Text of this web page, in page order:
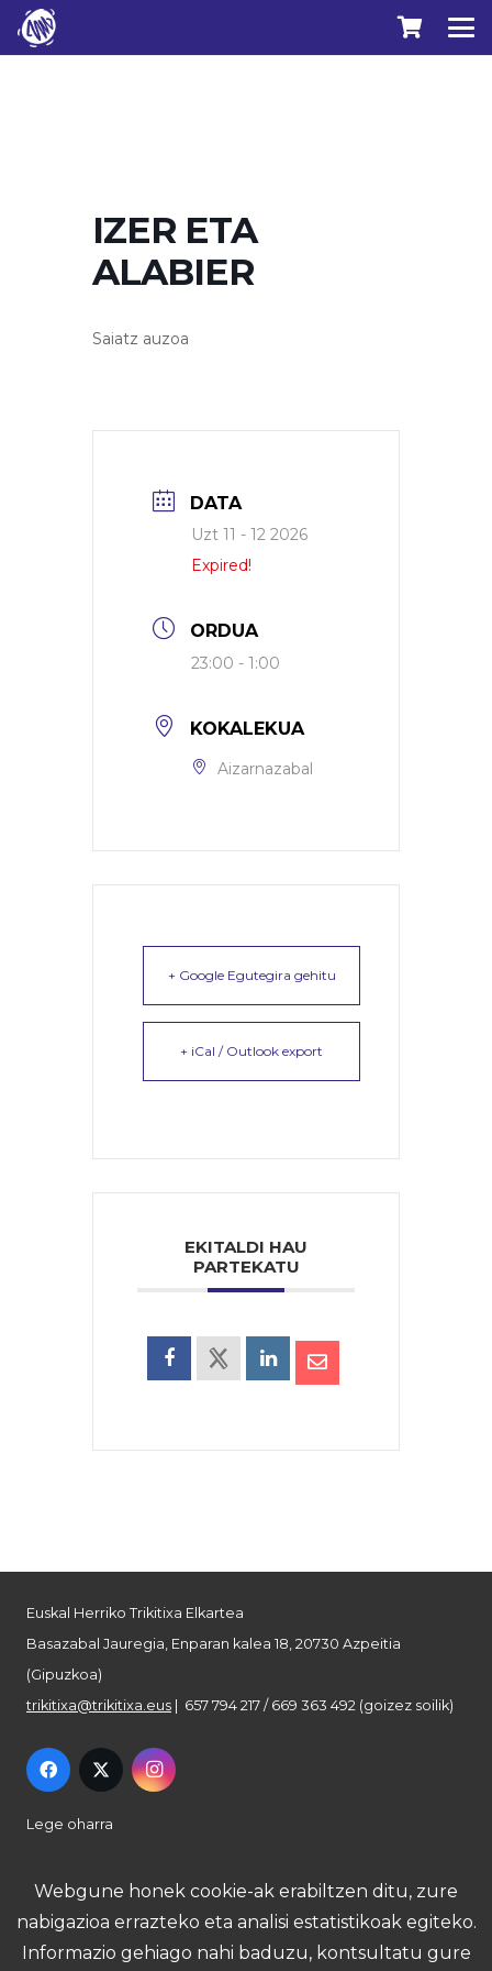
IZER ETA
ALABIER
Saiatz auzoa
DATA
Uzt 11 - 12 2026
Expired!
ORDUA
23:00 - 1:00
KOKALEKUA
Aizarnazabal
+ Google Egutegira gehitu
+ iCal / Outlook export
EKITALDI HAU
PARTEKATU
Euskal Herriko Trikitixa Elkartea
Basazabal Jauregia, Enparan kalea 18, 20730 Azpeitia
(Gipuzkoa)
trikitixa@trikitixa.eus | 657 794 217 / 669 363 492 (goizez soilik)
Lege oharra
Pribatutasun politika
Webgune honek cookie-ak erabiltzen ditu, zure
nabigazioa errazteko eta analisi estatistikoak egiteko.
Informazio gehiago nahi baduzu, kontsultatu gure